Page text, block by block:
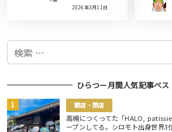
2026年3月11日
検
ひらつー月間人気記事ベス
開店・閉店
高槻につくってた「HALO,
ープンしてる。シロモト出身世界3